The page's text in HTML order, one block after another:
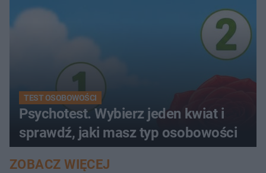
TEST OSOBOWOŚCI
Psychotest. Wybierz jeden kwiat i
sprawdź, jaki masz typ osobowości
ZOBACZ WIĘCEJ